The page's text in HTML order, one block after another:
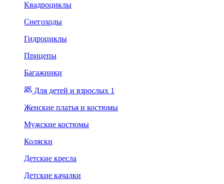
Квадроциклы
Снегоходы
Гидроциклы
Прицепы
Багажники
Для детей и взрослых 1
Женские платья и костюмы
Мужские костюмы
Коляски
Детские кресла
Детские качалки